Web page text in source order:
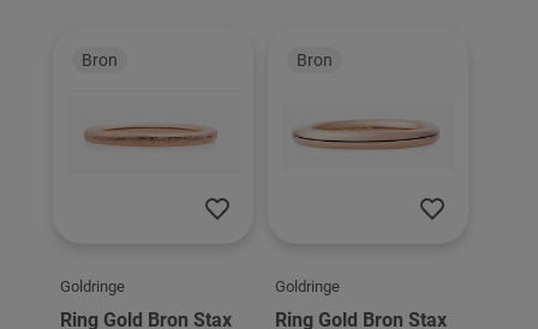
Bron
Goldringe
Ring Gold Bron Stax
Bron
Goldringe
Ring Gold Bron Stax